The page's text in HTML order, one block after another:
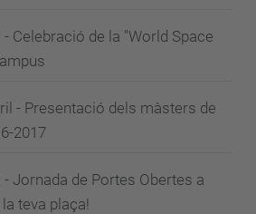
Celebració de la "World Space
- Presentació dels màsters de
2017
Jornada de Portes Obertes a
la teva plaça!